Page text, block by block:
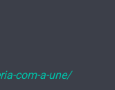
com-a-une/